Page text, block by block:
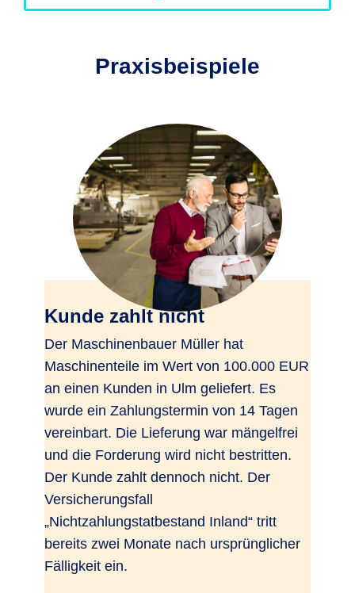
Praxisbeispiele
Kunde zahlt nicht
Der Maschinenbauer Müller hat
Maschinenteile im Wert von 100.000 EUR
an einen Kunden in Ulm geliefert. Es
wurde ein Zahlungstermin von 14 Tagen
vereinbart. Die Lieferung war mängelfrei
und die Forderung wird nicht bestritten.
Der Kunde zahlt dennoch nicht. Der
Versicherungsfall
„Nichtzahlungstatbestand Inland“ tritt
bereits zwei Monate nach ursprünglicher
Fälligkeit ein.